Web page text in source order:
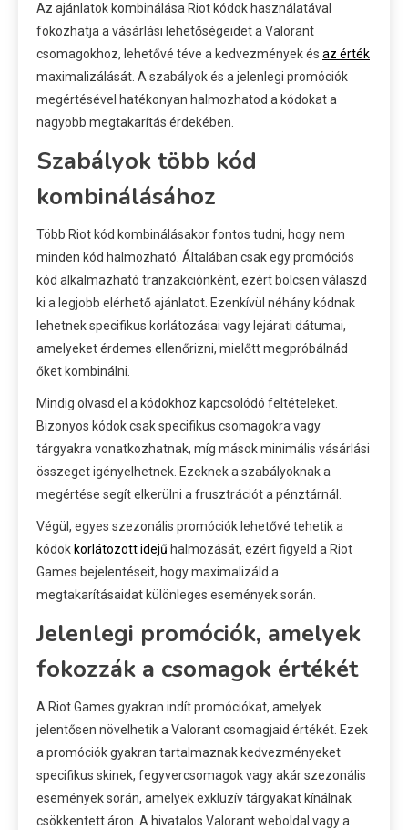
Az ajánlatok kombinálása Riot kódok használatával
fokozhatja a vásárlási lehetőségeidet a Valorant
csomagokhoz, lehetővé téve a kedvezmények és az érték
maximalizálását. A szabályok és a jelenlegi promóciók
megértésével hatékonyan halmozhatod a kódokat a
nagyobb megtakarítás érdekében.
Szabályok több kód
kombinálásához
Több Riot kód kombinálásakor fontos tudni, hogy nem
minden kód halmozható. Általában csak egy promóciós
kód alkalmazható tranzakciónként, ezért bölcsen válaszd
ki a legjobb elérhető ajánlatot. Ezenkívül néhány kódnak
lehetnek specifikus korlátozásai vagy lejárati dátumai,
amelyeket érdemes ellenőrizni, mielőtt megpróbálnád
őket kombinálni.
Mindig olvasd el a kódokhoz kapcsolódó feltételeket.
Bizonyos kódok csak specifikus csomagokra vagy
tárgyakra vonatkozhatnak, míg mások minimális vásárlási
összeget igényelhetnek. Ezeknek a szabályoknak a
megértése segít elkerülni a frusztrációt a pénztárnál.
Végül, egyes szezonális promóciók lehetővé tehetik a
kódok korlátozott idejű halmozását, ezért figyeld a Riot
Games bejelentéseit, hogy maximalizáld a
megtakarításaidat különleges események során.
Jelenlegi promóciók, amelyek
fokozzák a csomagok értékét
A Riot Games gyakran indít promóciókat, amelyek
jelentősen növelhetik a Valorant csomagjaid értékét. Ezek
a promóciók gyakran tartalmaznak kedvezményeket
specifikus skinek, fegyvercsomagok vagy akár szezonális
események során, amelyek exkluzív tárgyakat kínálnak
csökkentett áron. A hivatalos Valorant weboldal vagy a